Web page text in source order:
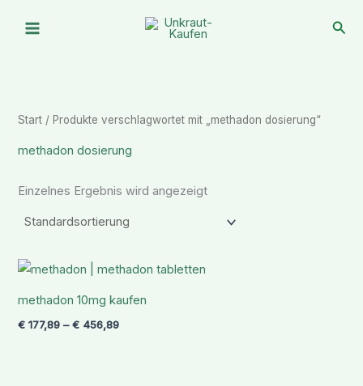
Inhalt
Start / Produkte verschlagwortet mit „methadon dosierung“
methadon dosierung
Einzelnes Ergebnis wird angezeigt
methadon 10mg kaufen
€ 177,89 –€ 456,89
Preisspanne:
€ 456,89